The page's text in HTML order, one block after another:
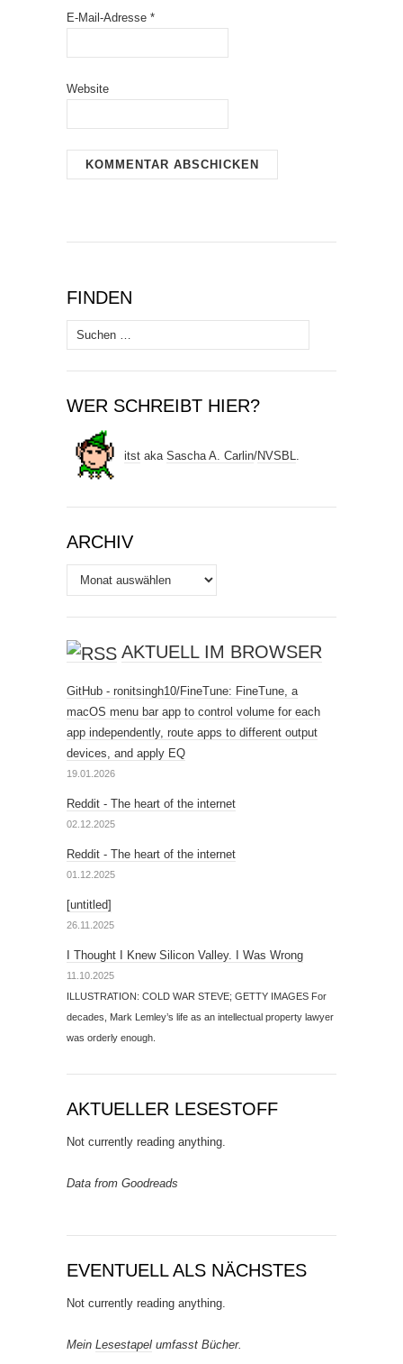
E-Mail-Adresse *
Website
FINDEN
Suchen
nach:
WER SCHREIBT HIER?
itst aka Sascha A. Carlin/NVSBL.
ARCHIV
Archiv
AKTUELL IM BROWSER
GitHub - ronitsingh10/FineTune: FineTune, a
macOS menu bar app to control volume for each
app independently, route apps to different output
devices, and apply EQ
19.01.2026
Reddit - The heart of the internet
02.12.2025
Reddit - The heart of the internet
01.12.2025
[untitled]
26.11.2025
I Thought I Knew Silicon Valley. I Was Wrong
11.10.2025
ILLUSTRATION: COLD WAR STEVE; GETTY IMAGES For
decades, Mark Lemley’s life as an intellectual property lawyer
was orderly enough.
AKTUELLER LESESTOFF
Not currently reading anything.
Data from Goodreads
EVENTUELL ALS NÄCHSTES
Not currently reading anything.
Mein Lesestapel umfasst Bücher.